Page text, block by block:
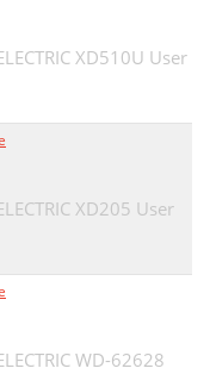
XD510U User
XD205 User
WD-62628